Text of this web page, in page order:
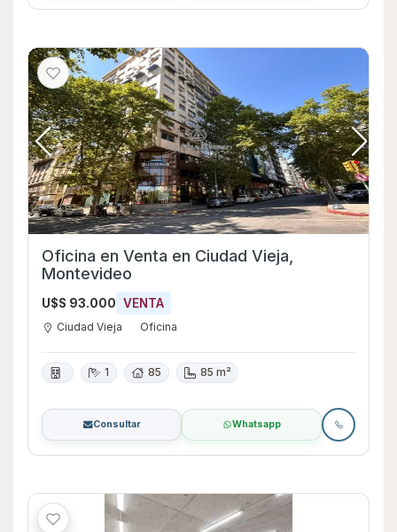
Oficina en Venta en Ciudad Vieja,
Montevideo
U$S 93.000 VENTA
Ciudad Vieja Oficina
1 85 85 m²
Consultar Whatsapp